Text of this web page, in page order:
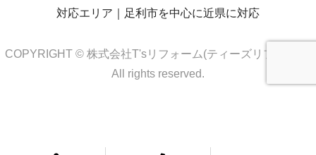
対応エリア｜足利市を中心に近県に対応
COPYRIGHT © 株式会社T'sリフォーム(ティーズリフォーム)
All rights reserved.